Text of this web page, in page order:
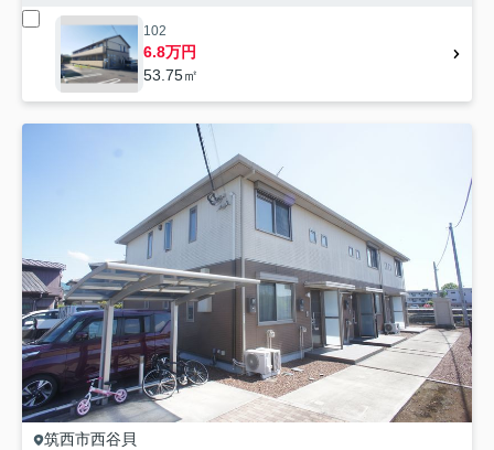
102
6.8万円
53.75㎡
筑西市西谷貝